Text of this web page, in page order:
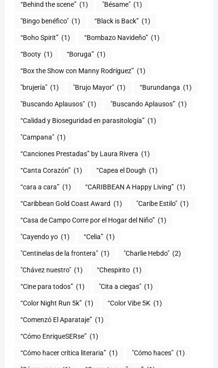
“Behind the scene” (1) "Bésame" (1)
"Bingo benéfico" (1) “Black is Back” (1)
“Boho Spirit” (1) “Bombazo Navideño” (1)
“Booty (1) “Boruga” (1)
“Box the Show con Manny Rodríguez” (1)
"brujería" (1) "Brujo Mayor" (1) “Burundanga (1)
"Buscando Aplausos" (1) "Buscando Aplausos” (1)
(1)
"Campana" (1)
“Canciones Prestadas” by Laura Rivera (1)
“Canta Corazón” (1) “Capea el Dough (1)
“cara a cara” (1) “CARIBBEAN A Happy Living” (1)
(1) "Caribe Estilo" (1)
“Casa de Campo Corre por el Hogar del Niño” (1)
"Cayendo yo (1) (1)
"Centinelas de la frontera" (1) "Charlie Hebdo" (2)
"Chávez nuestro" (1) “Chespirito (1)
“Cine para todos” (1) "Cita a ciegas" (1)
“Color Night Run 5k” (1) “Color Vibe 5K (1)
“Comenzó El Aparataje” (1)
“Cómo EnriqueSERse” (1)
(1) "Cómo haces" (1)